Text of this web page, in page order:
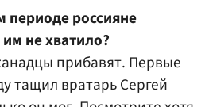
периоде россияне
не хватило?
прибавят. Первые
тащил вратарь Сергей